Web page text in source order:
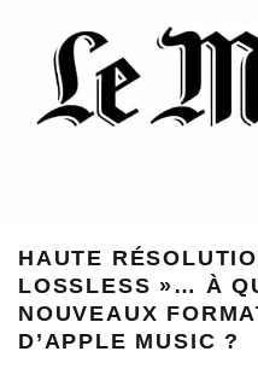
HAUTE
LOSSLESS »… À
NOUVEAUX
D’APPLE MUSIC ?